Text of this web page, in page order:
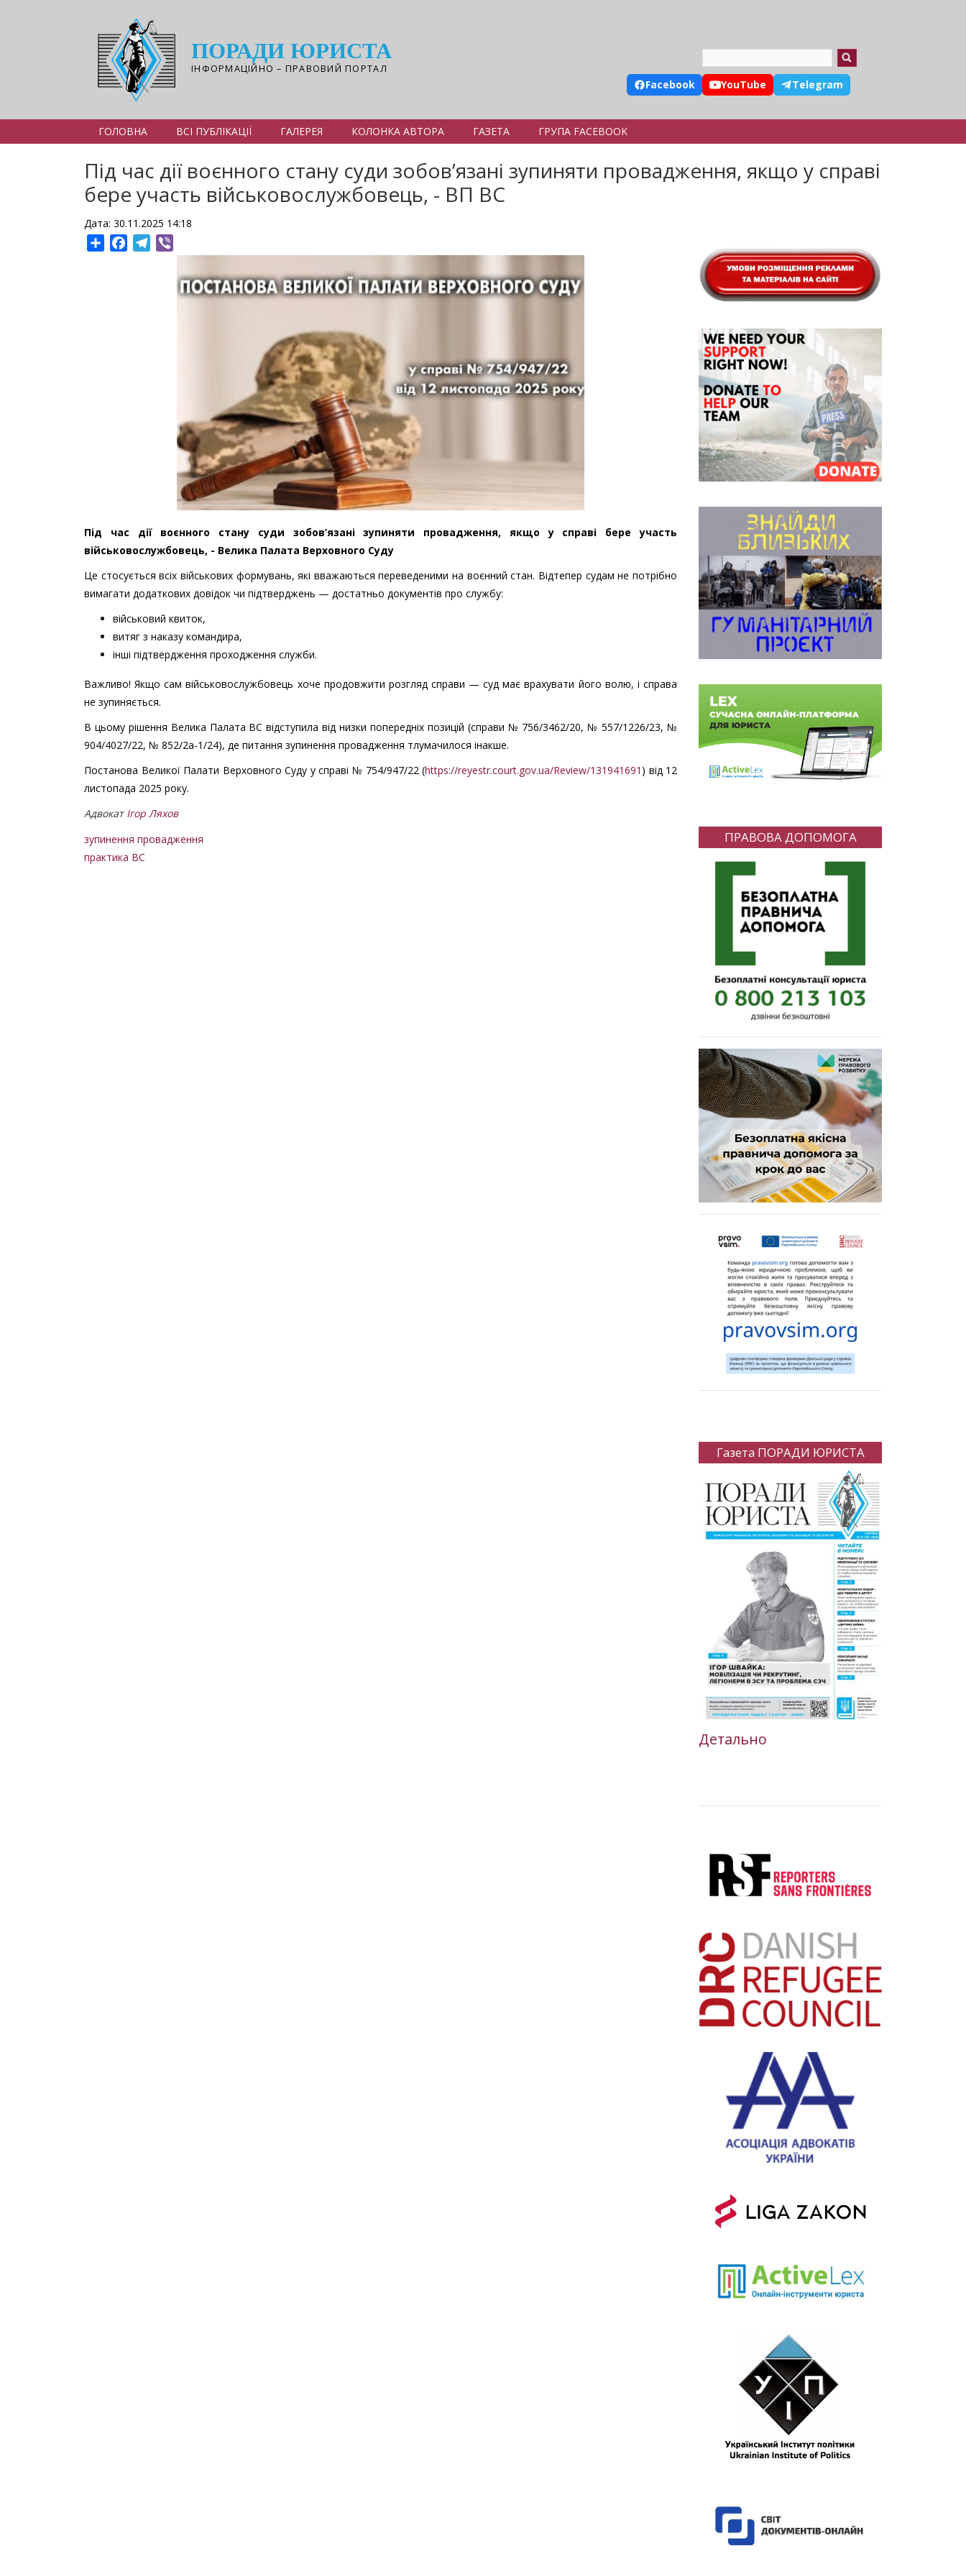
ПОРАДИ ЮРИСТА
ІНФОРМАЦІЙНО – ПРАВОВИЙ ПОРТАЛ
Facebook YouTube Telegram
ГОЛОВНА ВСІ ПУБЛІКАЦІЇ ГАЛЕРЕЯ КОЛОНКА АВТОРА ГАЗЕТА ГРУПА FACEBOOK
Під час дії воєнного стану суди зобов’язані зупиняти провадження, якщо у справі
бере участь військовослужбовець, - ВП ВС
Дата: 30.11.2025 14:18
ShareFacebookTelegram
Під час дії воєнного стану суди зобов’язані зупиняти провадження, якщо у справі бере участь
військовослужбовець, - Велика Палата Верховного Суду
Це стосується всіх військових формувань, які вважаються переведеними на воєнний стан. Відтепер судам не потрібно
вимагати додаткових довідок чи підтверджень — достатньо документів про службу:
військовий квиток,
витяг з наказу командира,
інші підтвердження проходження служби.
Важливо! Якщо сам військовослужбовець хоче продовжити розгляд справи — суд має врахувати його волю, і справа
не зупиняється.
В цьому рішення Велика Палата ВС відступила від низки попередніх позицій (справи № 756/3462/20, № 557/1226/23, №
904/4027/22, № 852/2а-1/24), де питання зупинення провадження тлумачилося інакше.
Постанова Великої Палати Верховного Суду у справі № 754/947/22 (https://reyestr.court.gov.ua/Review/131941691 ) від 12
листопада 2025 року.
Адвокат Ігор Ляхов
зупинення провадження
практика ВС
ПРАВОВА ДОПОМОГА
Газета ПОРАДИ ЮРИСТА
Детально